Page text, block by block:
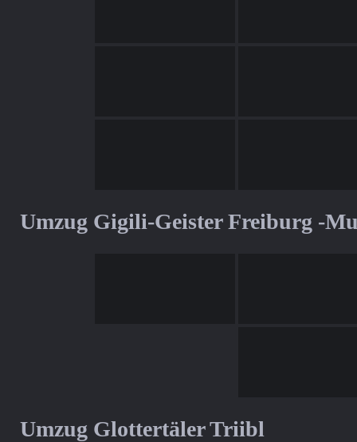
Umzug Gigili-Geister Freiburg -
Umzug Glottertäler Triibl